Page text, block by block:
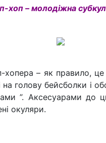
хоп – молодіжна
хопера – як правило,
голову бейсболки і
”. Аксесуарами до
окуляри.